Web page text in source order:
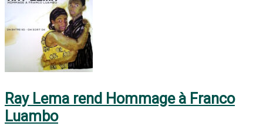
Ray Lema rend Hommage à Franco
Luambo